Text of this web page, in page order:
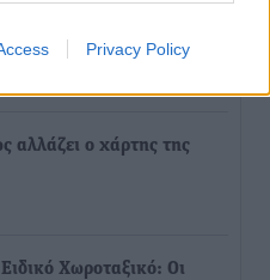
Privacy Policy
αλλάζει ο χάρτης της
Χωροταξικό: Οι